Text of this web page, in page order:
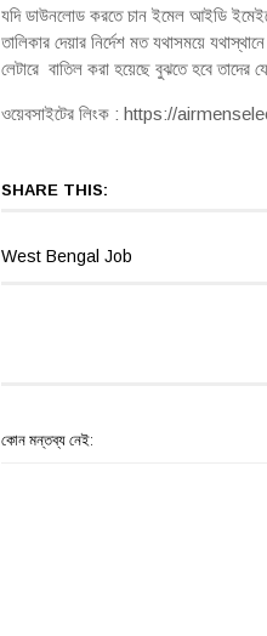
যদি ডাউনলোড করতে চান ইমেল আইডি
তালিকার দেয়ার নির্দেশ মত যথাসময়ে
লেটারে বাতিল করা হয়েছে বুঝতে হবে তাদের
ওয়েবসাইটের লিংক : https://
SHARE THIS:
West Bengal Job
কোন মন্তব্য নেই: